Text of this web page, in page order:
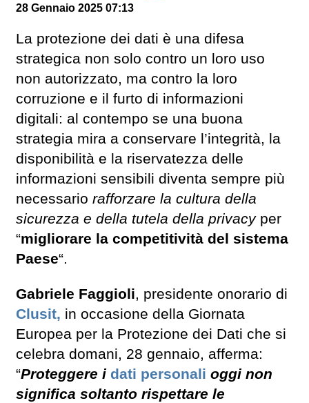
28 Gennaio 2025 07:13
La protezione dei dati è una difesa
strategica non solo contro un loro uso
non autorizzato, ma contro la loro
corruzione e il furto di informazioni
digitali: al contempo se una buona
strategia mira a conservare l’integrità, la
disponibilità e la riservatezza delle
informazioni sensibili diventa sempre più
necessario rafforzare la cultura della
sicurezza e della tutela della privacyper
“migliorare la competitività del sistema
Paese“.
Gabriele Faggioli, presidente onorario di
Clusit, in occasione della Giornata
Europea per la Protezione dei Dati che si
celebra domani, 28 gennaio, afferma:
“Proteggere i dati personali oggi non
significa soltanto rispettare le